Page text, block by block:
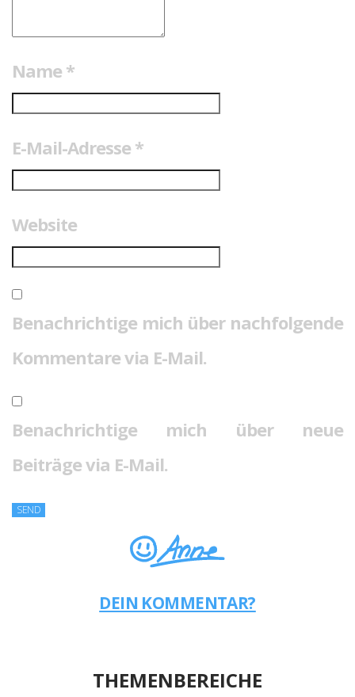
Name *
E-Mail-Adresse *
Website
Benachrichtige mich über nachfolgende
Kommentare via E-Mail.
Benachrichtige mich über neue
Beiträge via E-Mail.
DEIN KOMMENTAR?
THEMENBEREICHE